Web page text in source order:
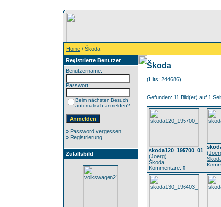
Home / Škoda
Registrierte Benutzer
Benutzername:
Passwort:
Beim nächsten Besuch
automatisch anmelden?
» Password vergessen
» Registrierung
Zufallsbild
Škoda
(Hits: 244686)
Gefunden: 11 Bild(er) auf 1
skoda120_195700_01
(Joerg)
Škoda
Kommentare: 0
(